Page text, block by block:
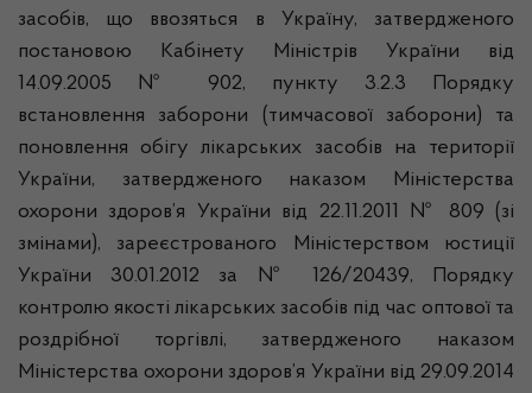
засобів, що ввозяться в Україну, затвердженого
постановою Кабінету Міністрів України від
14.09.2005 № 902, пункту 3.2.3 Порядку
встановлення заборони (тимчасової заборони) та
поновлення обігу лікарських засобів на території
України, затвердженого наказом Міністерства
охорони здоров’я України від 22.11.2011 № 809 (зі
змінами), зареєстрованого Міністерством юстиції
України 30.01.2012 за № 126/20439, Порядку
контролю якості лікарських засобів під час оптової та
роздрібної торгівлі, затвердженого наказом
Міністерства охорони здоров’я України від 29.09.2014